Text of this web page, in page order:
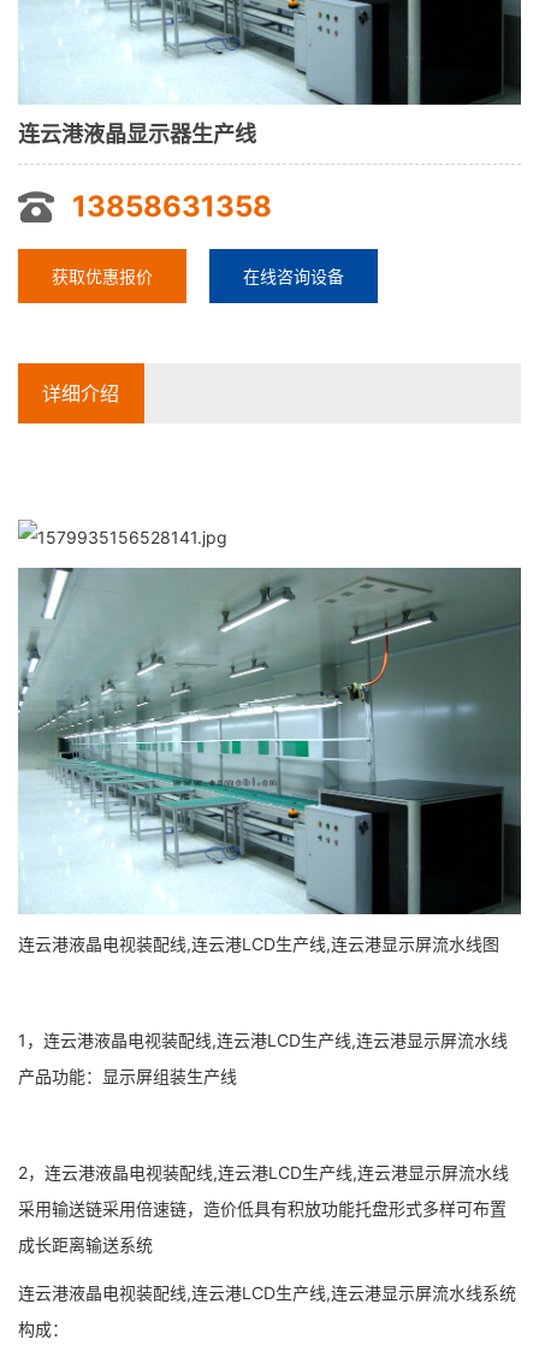
连云港液晶显示器生产线
13858631358
获取优惠报价 在线咨询设备
详细介绍
连云港液晶电视装配线,连云港LCD生产线,连云港显示屏流水线图
1，连云港液晶电视装配线,连云港LCD生产线,连云港显示屏流水线
产品功能：显示屏组装生产线
2，连云港液晶电视装配线,连云港LCD生产线,连云港显示屏流水线
采用输送链采用倍速链，造价低具有积放功能托盘形式多样可布置
成长距离输送系统
连云港液晶电视装配线,连云港LCD生产线,连云港显示屏流水线系统
构成：